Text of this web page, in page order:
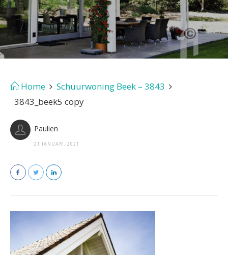
Home
Schuurwoning Beek – 3843
3843_beek5 copy
Paulien
21 JANUARI, 2021